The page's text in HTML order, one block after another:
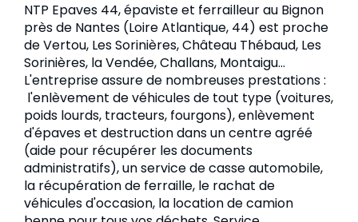
NTP Epaves 44, épaviste et ferrailleur au Bignon
près de Nantes (Loire Atlantique, 44) est proche
de Vertou, Les Sorinières, Château Thébaud, Les
Sorinières, la Vendée, Challans, Montaigu...
L'entreprise assure de nombreuses prestations :
l'enlèvement de véhicules de tout type (voitures,
poids lourds, tracteurs, fourgons), enlèvement
d'épaves et destruction dans un centre agréé
(aide pour récupérer les documents
administratifs), un service de casse automobile,
la récupération de ferraille, le rachat de
véhicules d'occasion, la location de camion